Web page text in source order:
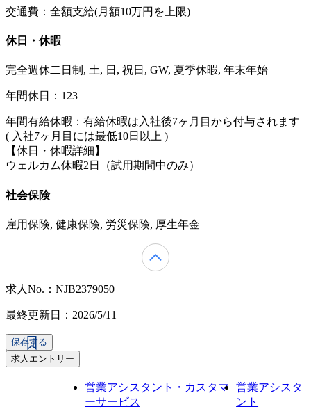
交通費：全額支給(月額10万円を上限)
休日・休暇
完全週休二日制, 土, 日, 祝日, GW, 夏季休暇, 年末年始
年間休日：123
年間有給休暇：有給休暇は入社後7ヶ月目から付与されます
( 入社7ヶ月目には最低10日以上 )
【休日・休暇詳細】
ウェルカム休暇2日（試用期間中のみ）
社会保険
雇用保険, 健康保険, 労災保険, 厚生年金
求人No.：NJB2379050
最終更新日：2026/5/11
保存する
求人エントリー
営業アシスタント・カスタマ
ーサービス
営業アシスタ
ント